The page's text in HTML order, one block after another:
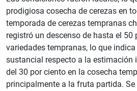
prodigiosa cosecha de cerezas en
temporada de cerezas tempranas
registró un descenso de hasta el 50
variedades tempranas, lo que
sustancial respecto a la estimación
del 30 por ciento en la cosecha
principalmente a la fruta partida. Se